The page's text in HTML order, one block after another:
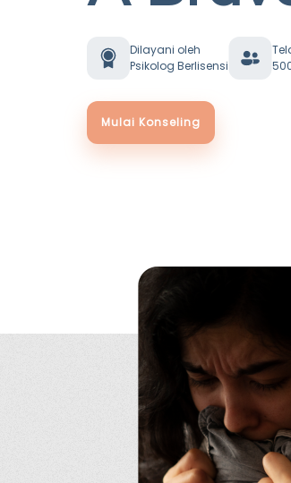
Dilayani oleh
Psikolog Berlisensi
Mulai Konseling